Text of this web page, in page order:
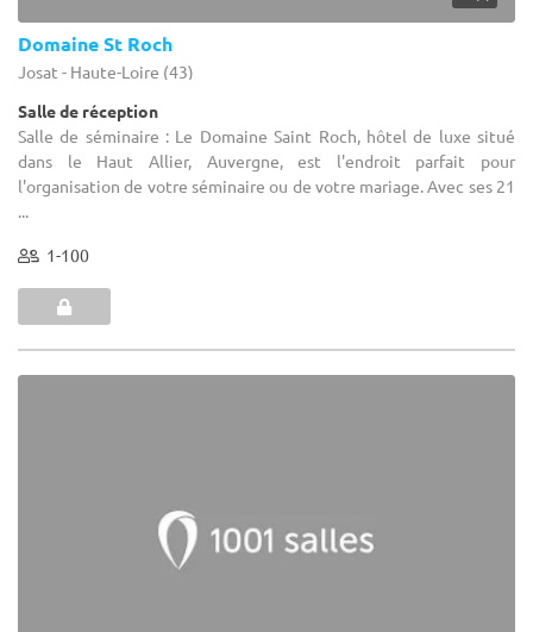
Domaine St Roch
Josat - Haute-Loire (43)
Salle de réception
Salle de séminaire : Le Domaine Saint Roch, hôtel de luxe situé
dans le Haut Allier, Auvergne, est l'endroit parfait pour
l'organisation de votre séminaire ou de votre mariage. Avec ses 21
...
1-100